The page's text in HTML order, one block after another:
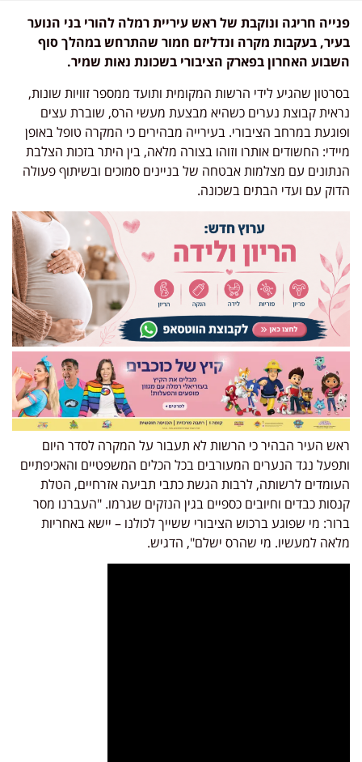
פנייה חריגה ונוקבת של ראש עיריית רמלה להורי בני הנוער
בעיר, בעקבות מקרה ונדליזם חמור שהתרחש במהלך סוף
השבוע האחרון בפארק הציבורי בשכונת נאות שמיר.
בסרטון שהגיע לידי הרשות המקומית ותועד ממספר זוויות שונות,
נראית קבוצת נערים כשהיא מבצעת מעשי הרס, שוברת עצים
ופוגעת במרחב הציבורי. בעירייה מבהירים כי המקרה טופל באופן
מיידי: החשודים אותרו וזוהו בצורה מלאה, בין היתר בזכות הצלבת
הנתונים עם מצלמות אבטחה של בניינים סמוכים ובשיתוף פעולה
הדוק עם ועדי הבתים בשכונה.
ראש העיר הבהיר כי הרשות לא תעבור על המקרה לסדר היום
ותפעל נגד הנערים המעורבים בכל הכלים המשפטיים והאכיפתיים
העומדים לרשותה, לרבות הגשת כתבי תביעה אזרחיים, הטלת
קנסות כבדים וחיובים כספיים בגין הנזקים שגרמו. "העברנו מסר
ברור: מי שפוגע ברכוש הציבורי ששייך לכולנו – יישא באחריות
מלאה למעשיו. מי שהרס ישלם", הדגיש.